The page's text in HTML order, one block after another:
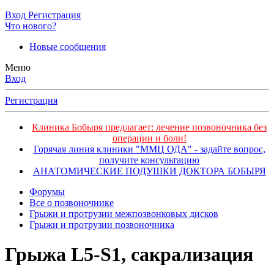
Вход Регистрация
Что нового?
Новые сообщения
Меню
Вход
Регистрация
Клиника Бобыря предлагает: лечение позвоночника без
операции и боли!
Горячая линия клиники "ММЦ ОДА" - задайте вопрос,
получите консультацию
АНАТОМИЧЕСКИЕ ПОДУШКИ ДОКТОРА БОБЫРЯ
Форумы
Все о позвоночнике
Грыжи и протрузии межпозвонковых дисков
Грыжи и протрузии позвоночника
Грыжа L5-S1, сакрализация